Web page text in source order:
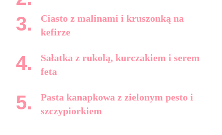
Ciasto z malinami i kruszonką na
kefirze
Sałatka z rukolą, kurczakiem i serem
feta
Pasta kanapkowa z zielonym pesto i
szczypiorkiem